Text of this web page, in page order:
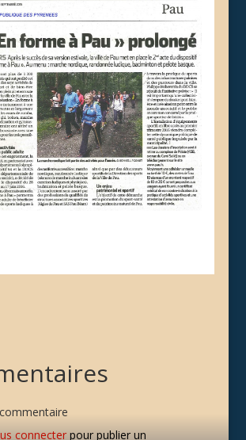
connecterpour publier un